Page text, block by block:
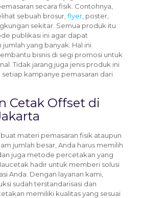
secara fisik. Contohnya,
sebuah brosur, flyer, poster,
sekitar. Semua produk itu
publikasi ini agar dapat
yang banyak. Hal ini
bisnis di segi promosi untuk
Tidak jarang juga jenis produk ini
kampanye pemasaran dari
Cetak Offset di
materi pemasaran fisik ataupun
jumlah besar, Anda harus memilih
juga metode percetakan yang
hadir untuk memberi solusi
Anda. Dengan layanan kami,
sudah terstandarisasi dan
memiliki kualitas yang sesuai